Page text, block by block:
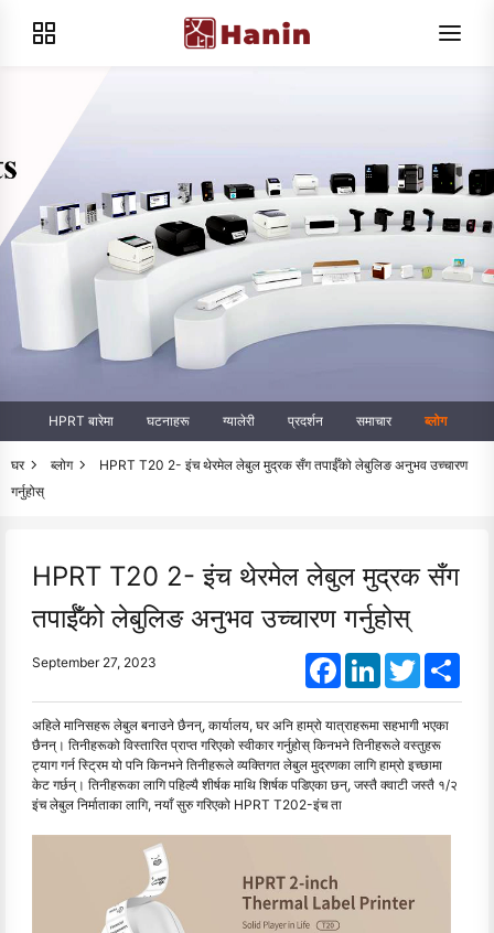
HPRT बारेमा घटनाहरू ग्यालेरी प्रदर्शन समाचार ब्लोग
घर ब्लोग
HPRT T20 2- इंच थेरमेल लेबुल मुद्रक सँग तपाईँको लेबुलिङ अनुभव उच्चारण
गर्नुहोस्
HPRT T20 2- इंच थेरमेल लेबुल मुद्रक सँग
तपाईँको लेबुलिङ अनुभव उच्चारण गर्नुहोस्
September 27, 2023 FacebookLinkedInTwitter
अहिले मानिसहरू लेबुल बनाउने छैनन्, कार्यालय, घर अनि हाम्रो यात्राहरूमा सहभागी भएका
छैनन्। तिनीहरूको विस्तारित प्राप्त गरिएको स्वीकार गर्नुहोस् किनभने तिनीहरूले वस्तुहरू
ट्याग गर्न स्ट्रिम यो पनि किनभने तिनीहरूले व्यक्तिगत लेबुल मुद्रणका लागि हाम्रो इच्छामा
केट गर्छन्। तिनीहरूका लागि पहिल्यै शीर्षक माथि शिर्षक पडिएका छन्, जस्तै क्वाटी जस्तै १/२
इंच लेबुल निर्माताका लागि, नयाँ सुरु गरिएको HPRT T202-इंच ता